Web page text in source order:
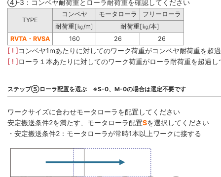
④-3：コンベヤ耐荷重とローラ耐荷重を確認してください
TYPE
コンベヤ モータローラ
フリーローラ
耐荷重[㎏/m]
耐荷重[㎏/本]
RVTA・RVSA
160 26 26
[ ! ]コンベヤ1mあたりに対してのワーク荷重がコンベヤ耐荷重を超
[ ! ]ローラ１本あたりに対してのワーク荷重がローラ耐荷重を超過
ステップ⑤ローラ配置を選ぶ ※S-0、M-0の場合は選定不要です
ワークサイズに合わせモータローラを配置してください
安定搬送条件2を満たす、モータローラ配置Sを選択してください
・安定搬送条件2：モータローラが常時1本以上ワークに接する